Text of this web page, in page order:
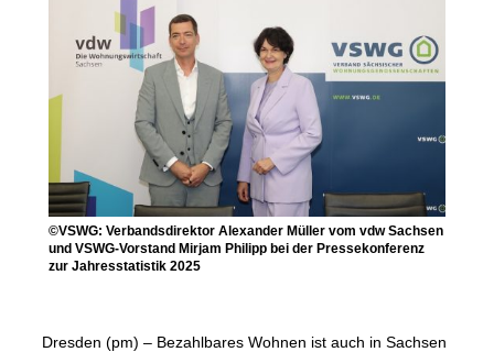
©VSWG: Verbandsdirektor Alexander Müller vom vdw Sachsen
und VSWG-Vorstand Mirjam Philipp bei der Pressekonferenz
zur Jahresstatistik 2025
Dresden (pm) – Bezahlbares Wohnen ist auch in Sachsen